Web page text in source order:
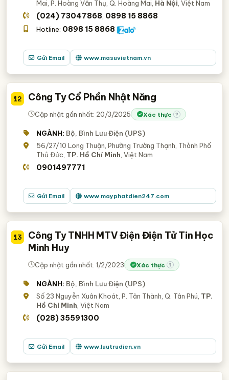
Mai, P. Hoàng Văn Thụ, Q. Hoàng Mai, Hà Nội, Việt Nam
(024) 73047868, 0898 15 8868
Hotline: 0898 15 8868
Gửi Email www.masuvietnam.vn
12 Công Ty Cổ Phần Nhật Năng
Cập nhật gần nhất: 20/3/2025 Xác thực ?
NGÀNH: Bộ, Bình Lưu Điện (UPS)
56/27/10 Long Thuận, Phường Trường Thạnh, Thành Phố
Thủ Đức, TP. Hồ Chí Minh, Việt Nam
0901497771
Gửi Email www.mayphatdien247.com
13
Công Ty TNHH MTV Điện Điện Tử Tin Học
Minh Huy
Cập nhật gần nhất: 1/2/2023 Xác thực ?
NGÀNH: Bộ, Bình Lưu Điện (UPS)
Số 23 Nguyễn Xuân Khoát, P. Tân Thành, Q. Tân Phú, TP.
Hồ Chí Minh, Việt Nam
(028) 35591300
Gửi Email www.luutrudien.vn